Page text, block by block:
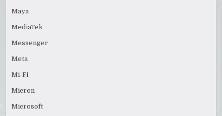
Maya
MediaTek
Messenger
Meta
Mi-Fi
Micron
Microsoft